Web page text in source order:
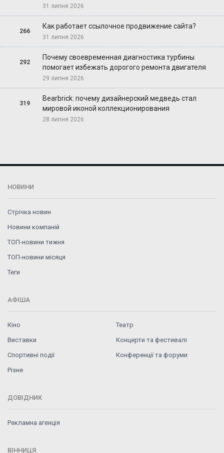
31 липня 2026
266
Как работает ссылочное продвижение сайта?
31 липня 2026
292
Почему своевременная диагностика турбины
помогает избежать дорогого ремонта двигателя
29 липня 2026
319
Bearbrick: почему дизайнерский медведь стал
мировой иконой коллекционирования
28 липня 2026
НОВИНИ
Стрічка новин
Новини компаній
ТОП-новини тижня
ТОП-новини місяця
Теги
АФІША
Кіно
Театр
Виставки
Концерти та фестивалі
Спортивні події
Конференції та форуми
Різне
ДОВІДНИК
Рекламна агенція
ВІННИЦЯ